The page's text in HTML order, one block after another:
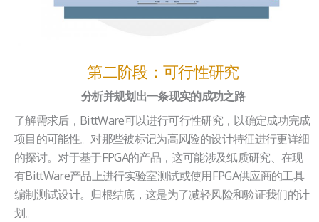
第二阶段：可行性研究
分析并规划出一条现实的成功之路
了解需求后，BittWare可以进行可行性研究，以确定成功完成
项目的可能性。对那些被标记为高风险的设计特征进行更详细
的探讨。对于基于FPGA的产品，这可能涉及纸质研究、在现
有BittWare产品上进行实验室测试或使用FPGA供应商的工具
编制测试设计。归根结底，这是为了减轻风险和验证我们的计
划。